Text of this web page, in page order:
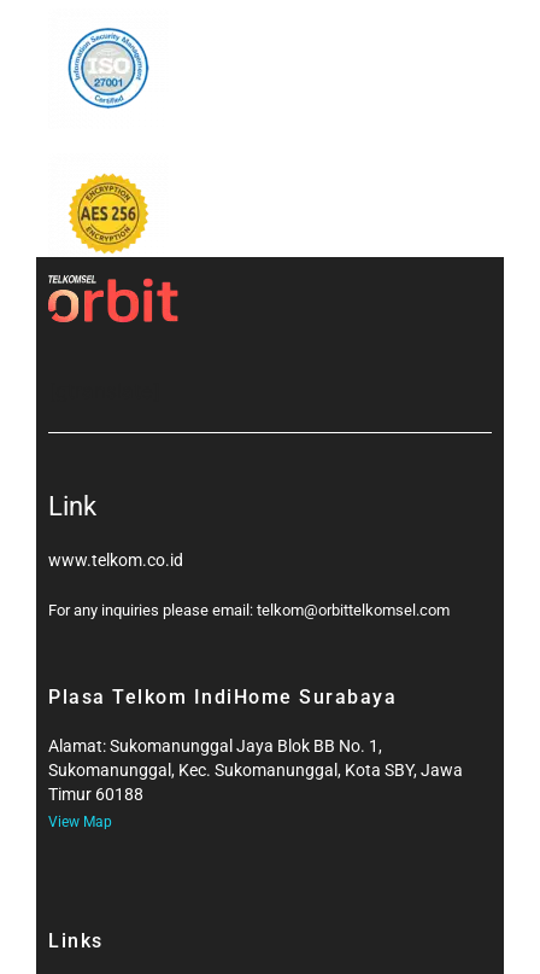
Link
www.telkom.co.id
For any inquiries please email: telkom@orbittelkomsel.com
Plasa Telkom IndiHome Surabaya
Alamat: Sukomanunggal Jaya Blok BB No. 1,
Sukomanunggal, Kec. Sukomanunggal, Kota SBY, Jawa
Timur 60188
View Map
Links